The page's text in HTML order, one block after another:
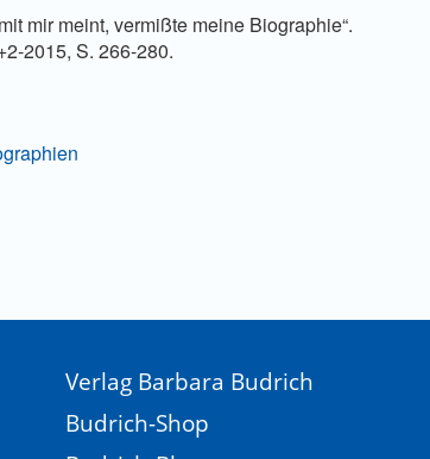
mir meint, vermißte meine Biographie“.
2015, S. 266-280.
Verlag Barbara Budrich
Budrich-Shop